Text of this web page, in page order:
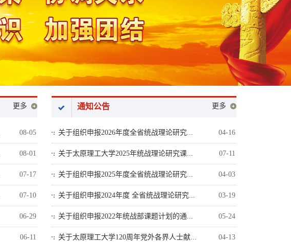
更多
08-05
08-01
07-17
07-10
06-29
06-11
通知公告 更多
关于组织申报2026年度全省统战理论研究... 04-16
关于太原理工大学2025年统战理论研究课... 07-11
关于组织申报2025年度全省统战理论研究... 04-03
关于组织申报2024年度 全省统战理论研究... 03-19
关于组织申报2022年统战部课题计划的通... 05-24
关于太原理工大学120周年党外各界人士献... 04-13